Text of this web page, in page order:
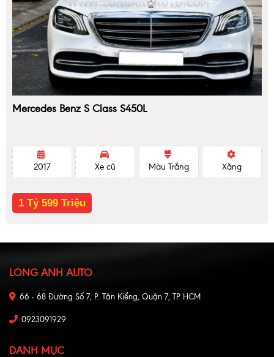
Mercedes Benz S Class S450L
2017 Xe cũ Màu Trắng Xăng
1 Tỷ 599 Triệu
LONG ANH AUTO
66 - 68 Đường Số 7, P. Tân Kiểng, Quận 7, TP HCM
0923091929
DANH MỤC